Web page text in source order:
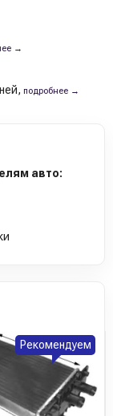
→
подробнее →
авто:
Рекомендуем